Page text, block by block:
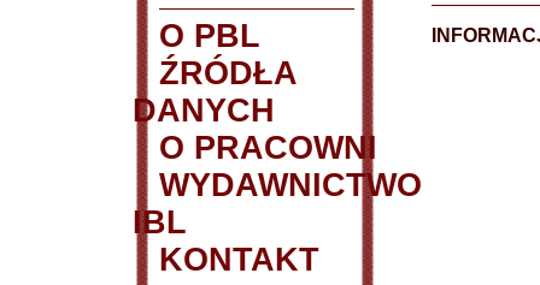
O PBL
ŹRÓDŁA
DANYCH
O PRACOWNI
WYDAWNICTWO
IBL
KONTAKT